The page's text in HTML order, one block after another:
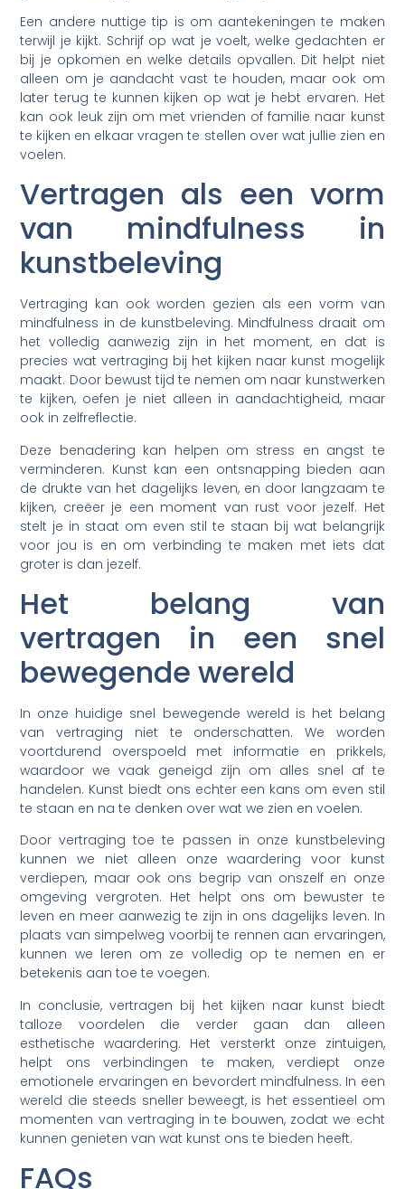
Een andere nuttige tip is om aantekeningen te maken
terwijl je kijkt. Schrijf op wat je voelt, welke gedachten er
bij je opkomen en welke details opvallen. Dit helpt niet
alleen om je aandacht vast te houden, maar ook om
later terug te kunnen kijken op wat je hebt ervaren. Het
kan ook leuk zijn om met vrienden of familie naar kunst
te kijken en elkaar vragen te stellen over wat jullie zien en
voelen.
Vertragen als een vorm
van mindfulness in
kunstbeleving
Vertraging kan ook worden gezien als een vorm van
mindfulness in de kunstbeleving. Mindfulness draait om
het volledig aanwezig zijn in het moment, en dat is
precies wat vertraging bij het kijken naar kunst mogelijk
maakt. Door bewust tijd te nemen om naar kunstwerken
te kijken, oefen je niet alleen in aandachtigheid, maar
ook in zelfreflectie.
Deze benadering kan helpen om stress en angst te
verminderen. Kunst kan een ontsnapping bieden aan
de drukte van het dagelijks leven, en door langzaam te
kijken, creëer je een moment van rust voor jezelf. Het
stelt je in staat om even stil te staan bij wat belangrijk
voor jou is en om verbinding te maken met iets dat
groter is dan jezelf.
Het belang van
vertragen in een snel
bewegende wereld
In onze huidige snel bewegende wereld is het belang
van vertraging niet te onderschatten. We worden
voortdurend overspoeld met informatie en prikkels,
waardoor we vaak geneigd zijn om alles snel af te
handelen. Kunst biedt ons echter een kans om even stil
te staan en na te denken over wat we zien en voelen.
Door vertraging toe te passen in onze kunstbeleving
kunnen we niet alleen onze waardering voor kunst
verdiepen, maar ook ons begrip van onszelf en onze
omgeving vergroten. Het helpt ons om bewuster te
leven en meer aanwezig te zijn in ons dagelijks leven. In
plaats van simpelweg voorbij te rennen aan ervaringen,
kunnen we leren om ze volledig op te nemen en er
betekenis aan toe te voegen.
In conclusie, vertragen bij het kijken naar kunst biedt
talloze voordelen die verder gaan dan alleen
esthetische waardering. Het versterkt onze zintuigen,
helpt ons verbindingen te maken, verdiept onze
emotionele ervaringen en bevordert mindfulness. In een
wereld die steeds sneller beweegt, is het essentieel om
momenten van vertraging in te bouwen, zodat we echt
kunnen genieten van wat kunst ons te bieden heeft.
FAQs